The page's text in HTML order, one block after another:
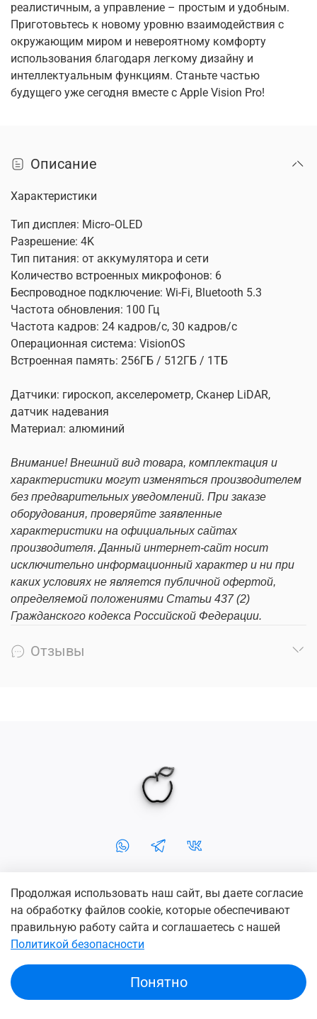
реалистичным, а управление – простым и удобным.
Приготовьтесь к новому уровню взаимодействия с
окружающим миром и невероятному комфорту
использования благодаря легкому дизайну и
интеллектуальным функциям. Станьте частью
будущего уже сегодня вместе с Apple Vision Pro!
Описание
Характеристики
Тип дисплея: Micro‑OLED
Разрешение: 4K
Тип питания: от аккумулятора и сети
Количество встроенных микрофонов: 6
Беспроводное подключение: Wi-Fi, Bluetooth 5.3
Частота обновления: 100 Гц
Частота кадров: 24 кадров/с, 30 кадров/с
Операционная система: VisionOS
Встроенная память: 256ГБ / 512ГБ / 1ТБ
Датчики: гироскоп, акселерометр, Сканер LiDAR,
датчик надевания
Материал: алюминий
Внимание! Внешний вид товара, комплектация и
характеристики могут изменяться производителем
без предварительных уведомлений. При заказе
оборудования, проверяйте заявленные
характеристики на официальных сайтах
производителя. Данный интернет-сайт носит
исключительно информационный характер и ни при
каких условиях не является публичной офертой,
определяемой положениями Статьи 437 (2)
Гражданского кодекса Российской Федерации.
Отзывы
+7-902-5-666-254
+7 (3952) 666-254
г. Иркутск, ул. Чехова 2, ТД Фортуна Плаза
технику
Интернет-магазин создан c♡в inSales
Продолжая использовать наш сайт, вы даете согласие
на обработку файлов cookie, которые обеспечивают
правильную работу сайта и соглашаетесь с нашей
Политикой безопасности
Понятно